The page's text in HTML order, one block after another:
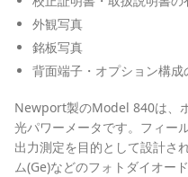
外観写真
銘板写真
背面端子・オプション構成
Newport製のModel 840は、
光パワーメータです。フィー
出力測定を目的として設計さ
ム(Ge)などのフォトダイオー